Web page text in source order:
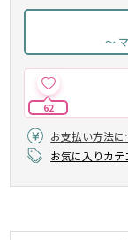
～
62
お支払い方法に
お気に入りカ